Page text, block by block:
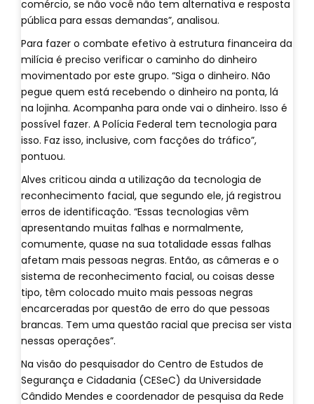
comércio, se não você não tem alternativa e resposta
pública para essas demandas”, analisou.
Para fazer o combate efetivo à estrutura financeira da
milícia é preciso verificar o caminho do dinheiro
movimentado por este grupo. “Siga o dinheiro. Não
pegue quem está recebendo o dinheiro na ponta, lá
na lojinha. Acompanha para onde vai o dinheiro. Isso é
possível fazer. A Polícia Federal tem tecnologia para
isso. Faz isso, inclusive, com facções do tráfico”,
pontuou.
Alves criticou ainda a utilização da tecnologia de
reconhecimento facial, que segundo ele, já registrou
erros de identificação. “Essas tecnologias vêm
apresentando muitas falhas e normalmente,
comumente, quase na sua totalidade essas falhas
afetam mais pessoas negras. Então, as câmeras e o
sistema de reconhecimento facial, ou coisas desse
tipo, têm colocado muito mais pessoas negras
encarceradas por questão de erro do que pessoas
brancas. Tem uma questão racial que precisa ser vista
nessas operações”.
Na visão do pesquisador do Centro de Estudos de
Segurança e Cidadania (CESeC) da Universidade
Cândido Mendes e coordenador de pesquisa da Rede